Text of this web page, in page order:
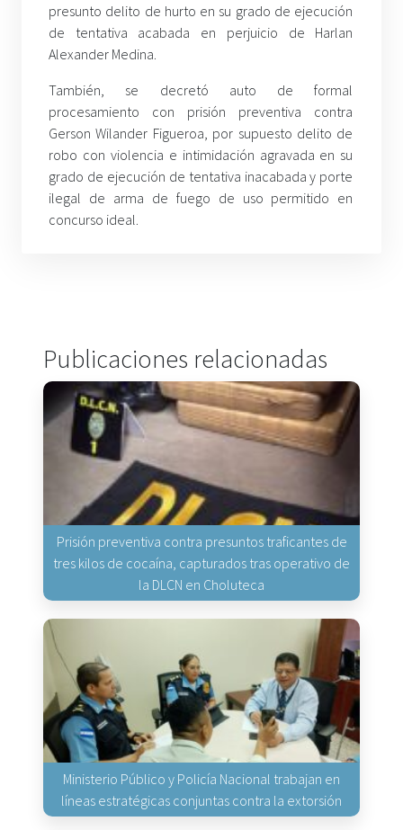
presunto delito de hurto en su grado de ejecución
de tentativa acabada en perjuicio de Harlan
Alexander Medina.
También, se decretó auto de formal
procesamiento con prisión preventiva contra
Gerson Wilander Figueroa, por supuesto delito de
robo con violencia e intimidación agravada en su
grado de ejecución de tentativa inacabada y porte
ilegal de arma de fuego de uso permitido en
concurso ideal.
Publicaciones relacionadas
Prisión preventiva contra presuntos traficantes de
tres kilos de cocaína, capturados tras operativo de
la DLCN en Choluteca
Ministerio Público y Policía Nacional trabajan en
líneas estratégicas conjuntas contra la extorsión